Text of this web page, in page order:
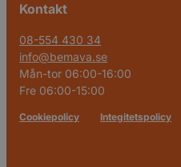
Kontakt
08-554 430 34
info@bemava.se
Mån-tor 06:00-16:00
Fre 06:00-15:00
Cookiepolicy Integitetspolicy